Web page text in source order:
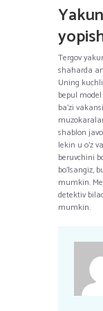
Tergov
shaharda
Uning
bepul
ba’zi
shablon
lekin u o’z
beruvchini
bo’lsangiz,
mumkin.
detektiv
mumkin.